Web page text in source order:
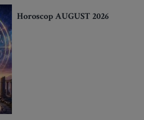
Horoscop AUGUST 2026